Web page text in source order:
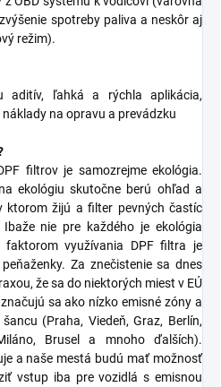
spotreby paliva a neskôr aj
režim).
aditív, ľahká a rýchla aplikácia,
na opravu a prevádzku
filtrov je samozrejme ekológia.
ekológiu skutočne berú ohľad a
ktorom žijú a filter pevných častíc
nie pre každého je ekológia
faktorom využívania DPF filtra je
Za znečistenie sa dnes
že sa do niektorých miest v EÚ
sa ako nízko emisné zóny a
(Praha, Viedeň, Graz, Berlín,
Brusel a mnoho ďalších).
a naše mestá budú mať možnosť
vstup iba pre vozidlá s emisnou